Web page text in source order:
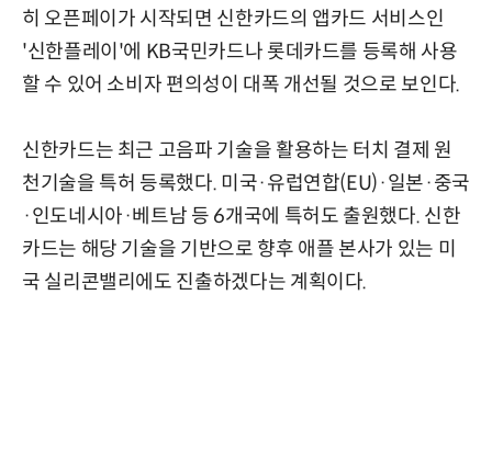
히 오픈페이가 시작되면 신한카드의 앱카드 서비스인
'신한플레이'에 KB국민카드나 롯데카드를 등록해 사용
할 수 있어 소비자 편의성이 대폭 개선될 것으로 보인다.
신한카드는 최근 고음파 기술을 활용하는 터치 결제 원
천기술을 특허 등록했다. 미국·유럽연합(EU)·일본·중국
·인도네시아·베트남 등 6개국에 특허도 출원했다. 신한
카드는 해당 기술을 기반으로 향후 애플 본사가 있는 미
국 실리콘밸리에도 진출하겠다는 계획이다.